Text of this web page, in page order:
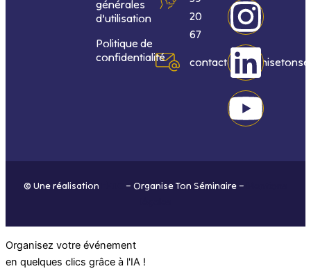
générales
d’utilisation
Politique de
confidentialité
20
67
c
e
b
s
t
a
n
k
e
u
t
u
© Une réalisation – Organise Ton Séminaire –
Organisez votre événement
en quelques clics grâce à l'IA !